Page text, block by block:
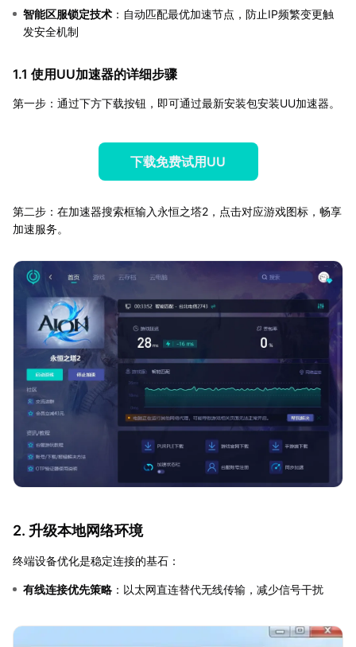
智能区服锁定技术 ：自动匹配最优加速节点，防止IP频繁变更触
发安全机制
1.1 使用UU加速器的详细步骤
第一步：通过下方下载按钮，即可通过最新安装包安装UU加速器。
下载免费试用UU
第二步：在加速器搜索框输入永恒之塔2，点击对应游戏图标，畅享
加速服务。
2. 升级本地网络环境
终端设备优化是稳定连接的基石：
有线连接优先策略 ：以太网直连替代无线传输，减少信号干扰